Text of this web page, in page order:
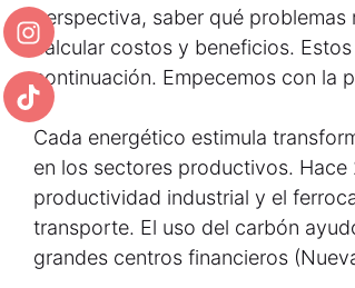
perspectiva, saber qué
calcular costos y beneficios.
continuación. Empecemos con la
Cada energético estimula
en los sectores productivos.
productividad industrial y el
transporte. El uso del carbón
grandes centros financieros